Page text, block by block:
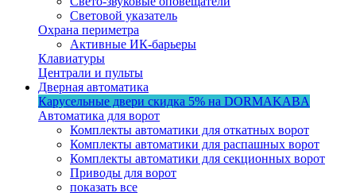
Световой указатель
Охрана периметра
Активные ИК-барьеры
Клавиатуры
Централи и пульты
Дверная автоматика
Карусельные двери скидка 5% на DORMAKABA
Автоматика для ворот
Комплекты автоматики для откатных ворот
Комплекты автоматики для распашных ворот
Комплекты автоматики для секционных ворот
Приводы для ворот
показать все